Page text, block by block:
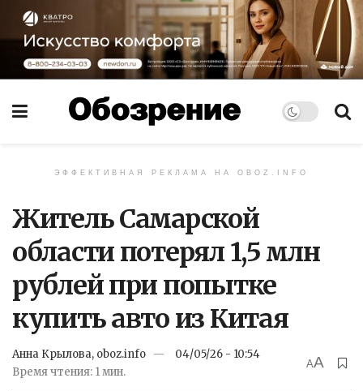
ЭФФЕКТИВНАЯ РЕКЛАМА НА OBOZ.INFO
Житель Самарской
области потерял 1,5 млн
рублей при попытке
купить авто из Китая
Анна Крылова, oboz.info
04/05/26 - 10:54
Время чтения: 1 мин.
AA